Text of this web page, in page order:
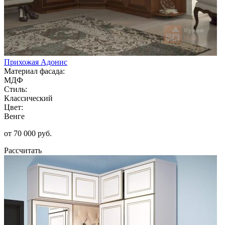
Прихожая Адонис
Материал фасада:
МДФ
Стиль:
Классический
Цвет:
Венге
от 70 000 руб.
Рассчитать